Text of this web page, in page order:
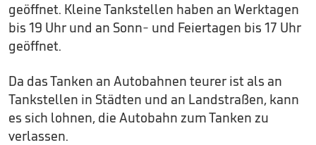
geöffnet. Kleine Tankstellen haben an Werktagen
bis 19 Uhr und an Sonn- und Feiertagen bis 17 Uhr
geöffnet.
Da das Tanken an Autobahnen teurer ist als an
Tankstellen in Städten und an Landstraßen, kann
es sich lohnen, die Autobahn zum Tanken zu
verlassen.